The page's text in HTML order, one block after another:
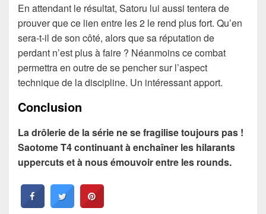
En attendant le résultat, Satoru lui aussi tentera de
prouver que ce lien entre les 2 le rend plus fort. Qu’en
sera-t-il de son côté, alors que sa réputation de
perdant n’est plus à faire ? Néanmoins ce combat
permettra en outre de se pencher sur l’aspect
technique de la discipline. Un intéressant apport.
Conclusion
La drôlerie de la série ne se fragilise toujours pas !
Saotome T4 continuant à enchaîner les hilarants
uppercuts et à nous émouvoir entre les rounds.